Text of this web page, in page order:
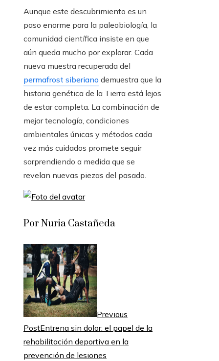
Aunque este descubrimiento es un
paso enorme para la paleobiología, la
comunidad científica insiste en que
aún queda mucho por explorar. Cada
nueva muestra recuperada del
permafrost siberiano demuestra que la
historia genética de la Tierra está lejos
de estar completa. La combinación de
mejor tecnología, condiciones
ambientales únicas y métodos cada
vez más cuidados promete seguir
sorprendiendo a medida que se
revelan nuevas piezas del pasado.
Por Nuria Castañeda
Previous
PostEntrena sin dolor: el papel de la
rehabilitación deportiva en la
prevención de lesiones